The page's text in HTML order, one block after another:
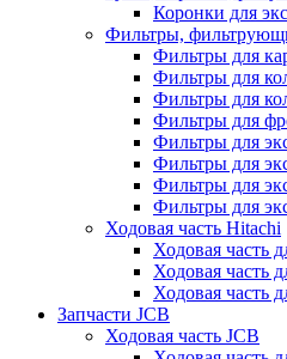
Коронки для
Фильтры,
Фильтры для
Фильтры для
Фильтры для
Фильтры для
Фильтры для
Фильтры для
Фильтры для
Фильтры для
Ходовая часть Hitachi
Ходовая часть
Ходовая часть
Ходовая часть
Запчасти JCB
Ходовая часть JCB